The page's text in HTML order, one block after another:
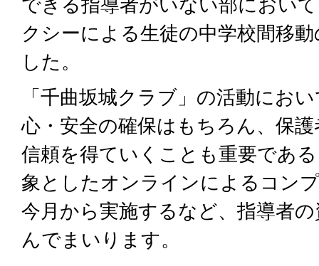
クシーによる生徒の中学校間移
した。
「千曲坂城クラブ」の活動にお
心・安全の確保はもちろん、保
信頼を得ていくことも重要であ
象としたオンラインによるコン
今月から実施するなど、指導者
んでまいります。